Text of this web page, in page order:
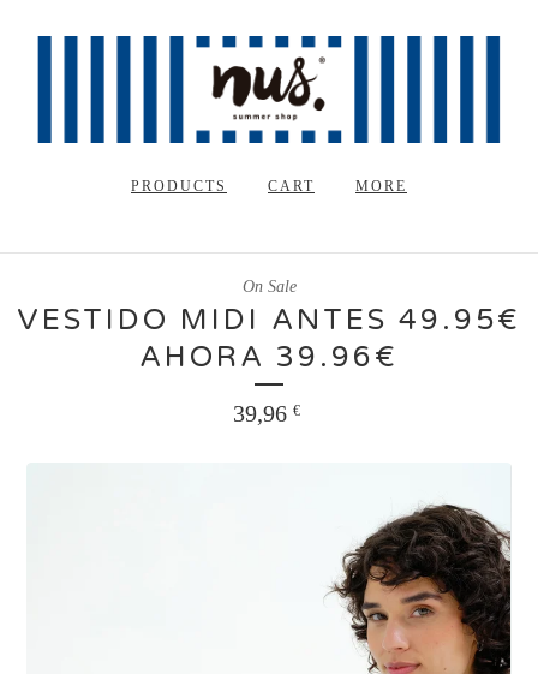
PRODUCTS CART MORE
VESTIDO MIDI ANTES 49.95€
AHORA 39.96€
39,96 €
On Sale